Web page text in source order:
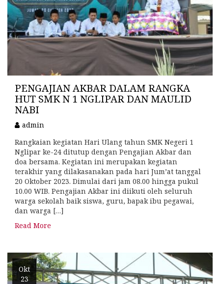
PENGAJIAN AKBAR DALAM RANGKA
HUT SMK N 1 NGLIPAR DAN MAULID
NABI
admin
Rangkaian kegiatan Hari Ulang tahun SMK Negeri 1
Nglipar ke-24 ditutup dengan Pengajian Akbar dan
doa bersama. Kegiatan ini merupakan kegiatan
terakhir yang dilakasanakan pada hari Jum’at tanggal
20 Oktober 2023. Dimulai dari jam 08.00 hingga pukul
10.00 WIB. Pengajian Akbar ini diikuti oleh seluruh
warga sekolah baik siswa, guru, bapak ibu pegawai,
dan warga […]
Read More
Okt
23